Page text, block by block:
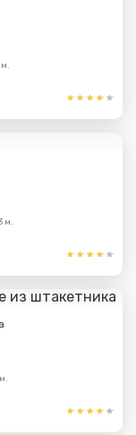
м.